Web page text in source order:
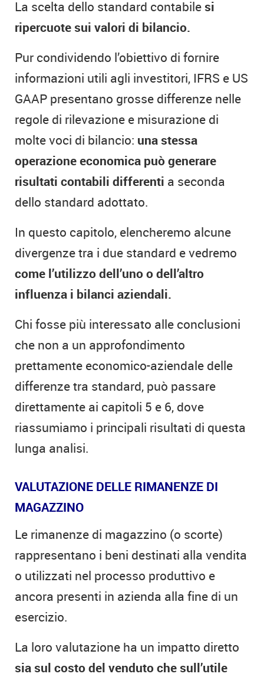
La scelta dello standard contabilesi
ripercuote sui valori di bilancio.
Pur condividendo l’obiettivo di fornire
informazioni utili agli investitori, IFRS e US
GAAP presentano grosse differenze nelle
regole di rilevazione e misurazione di
molte voci di bilancio: una stessa
operazione economica può generare
risultati contabili differenti a seconda
dello standard adottato.
In questo capitolo, elencheremo alcune
divergenze tra i due standard e vedremo
come l’utilizzo dell’uno o dell’altro
influenza i bilanci aziendali.
Chi fosse più interessato alle conclusioni
che non a un approfondimento
prettamente economico-aziendale delle
differenze tra standard, può passare
direttamente ai capitoli 5 e 6, dove
riassumiamo i principali risultati di questa
lunga analisi.
VALUTAZIONE DELLE RIMANENZE DI
MAGAZZINO
Le rimanenze di magazzino (o scorte)
rappresentano i beni destinati alla vendita
o utilizzati nel processo produttivo e
ancora presenti in azienda alla fine di un
esercizio.
La loro valutazione ha un impatto diretto
sia sul costo del venduto che sull’utile